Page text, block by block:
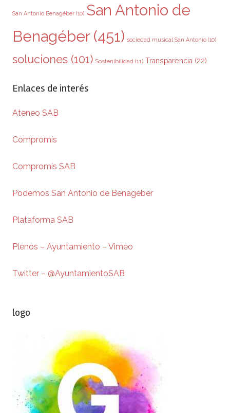
San Antonio Benagéber (10) San Antonio de
Benagéber(451) sociedad musical San Antonio (10)
soluciones (101) Sostenibilidad (11) Transparencia (22)
Enlaces de interés
Ateneo SAB
Compromís
Compromís SAB
Podemos San Antonio de Benagéber
Plataforma SAB
Plenos – Ayuntamiento – Vimeo
Twitter – @AyuntamientoSAB
logo